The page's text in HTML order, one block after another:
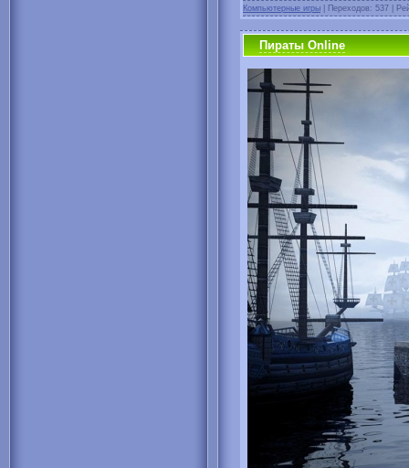
Компьютерные игры | Переходов: 537 |
Пираты Online